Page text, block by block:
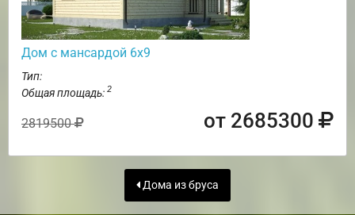
Дом с мансардой 6х9
Тип:
Общая площадь: 2
2819500 от 2685300
Дома из бруса